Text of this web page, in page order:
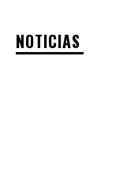
NOTICIAS